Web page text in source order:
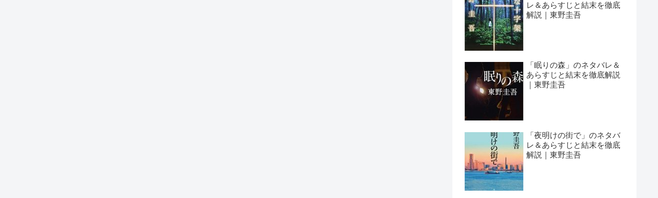
レ＆あらすじと結末を徹底
解説｜東野圭吾
「眠りの森」のネタバレ＆
あらすじと結末を徹底解説
｜東野圭吾
「夜明けの街で」のネタバ
レ＆あらすじと結末を徹底
解説｜東野圭吾